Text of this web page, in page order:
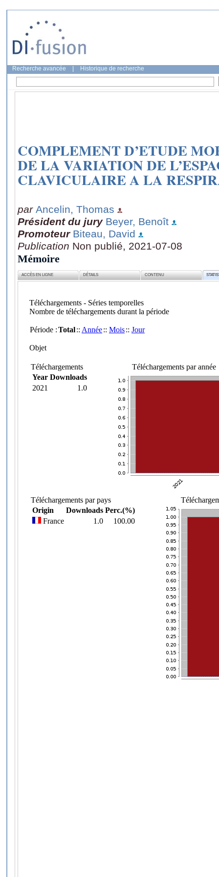
Recherche avancée Historique de recherche
COMPLEMENT D’ETUDE
DE LA VARIATION DE
CLAVICULAIRE A LA
par Ancelin, Thomas
Président du jury Beyer, Benoît
Promoteur Biteau, David
Publication Non publié, 2021-07-08
Mémoire
ACCÈS EN LIGNE DÉTAILS CONTENU